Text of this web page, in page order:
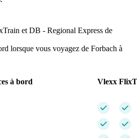
et DB - Regional Express de
lorsque vous voyagez de Forbach à
à bord Vlexx